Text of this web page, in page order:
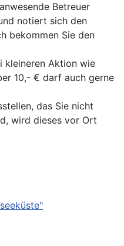
Betreuer
notiert sich den
bekommen Sie den
kleineren Aktion wie
10,- € darf auch gerne
das Sie nicht
wird dieses vor Ort